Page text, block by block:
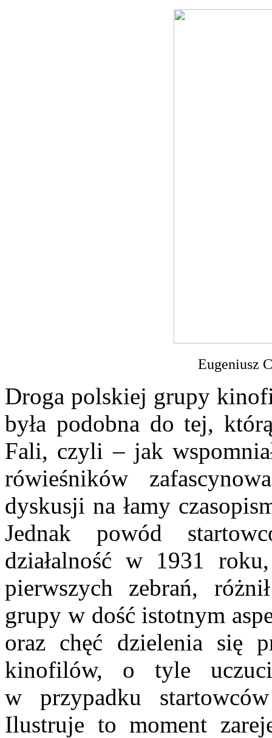
Eugeniusz
Droga polskiej grupy
była podobna do tej,
Fali, czyli – jak
rówieśników
dyskusji na łamy
Jednak powód
działalność w 1931
pierwszych zebrań,
grupy w dość istotnym
oraz chęć dzielenia się
kinofilów, o tyle
w przypadku
Ilustruje to moment